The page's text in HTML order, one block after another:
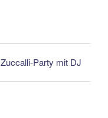
Zuccalli-Party mit DJ